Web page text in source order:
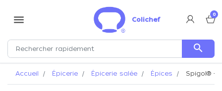
menu Colichef
0
search
Accueil Épicerie Épicerie salée Épices Spigol® -